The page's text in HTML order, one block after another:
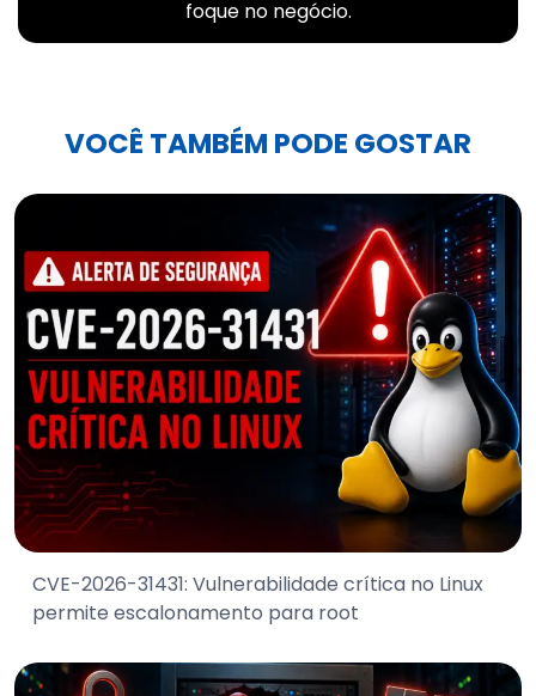
foque no negócio.
VOCÊ TAMBÉM PODE GOSTAR
CVE-2026-31431: Vulnerabilidade crítica no Linux
permite escalonamento para root